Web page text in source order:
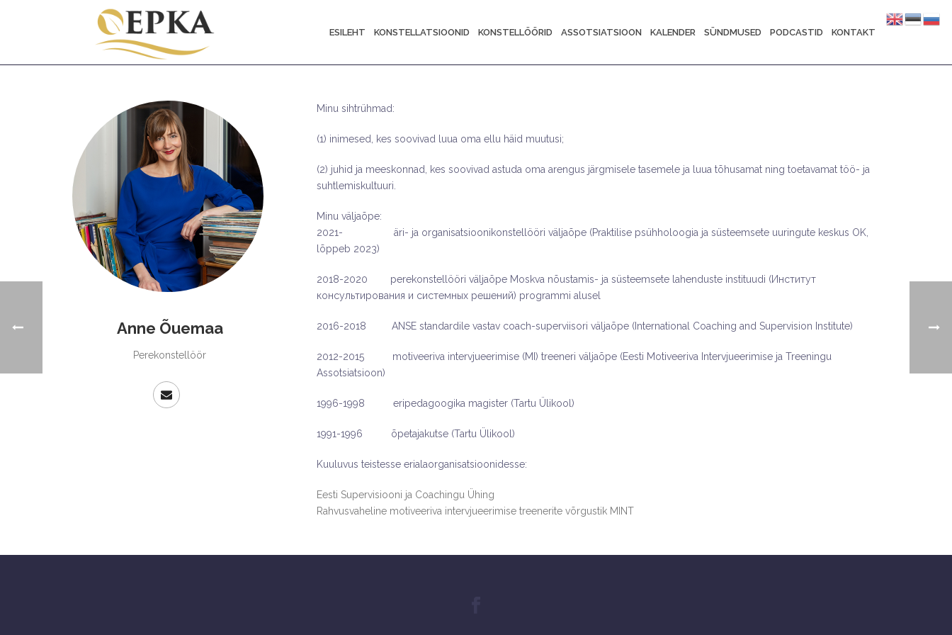
ESILEHT KONSTELLATSIOONID KONSTELLÖÖRID ASSOTSIATSIOON KALENDER SÜNDMUSED PODCASTID KONTAKT
Anne Õuemaa
Perekonstellöör
Minu sihtrühmad:
(1) inimesed, kes soovivad luua oma ellu häid muutusi;
(2) juhid ja meeskonnad, kes soovivad astuda oma arengus järgmisele tasemele ja luua tõhusamat ning toetavamat töö- ja
suhtlemiskultuuri.
Minu väljaõpe:
2021- äri- ja organisatsioonikonstellööri väljaõpe (Praktilise psühholoogia ja süsteemsete uuringute keskus OK,
lõppeb 2023)
2018-2020 perekonstellööri väljaõpe Moskva nõustamis- ja süsteemsete lahenduste instituudi (Институт
консультирования и системных решений) programmi alusel
2016-2018 ANSE standardile vastav coach-superviisori väljaõpe (International Coaching and Supervision Institute)
2012-2015 motiveeriva intervjueerimise (MI) treeneri väljaõpe (Eesti Motiveeriva Intervjueerimise ja Treeningu
Assotsiatsioon)
1996-1998 eripedagoogika magister (Tartu Ülikool)
1991-1996 õpetajakutse (Tartu Ülikool)
Kuuluvus teistesse erialaorganisatsioonidesse:
Eesti Supervisiooni ja Coachingu Ühing
Rahvusvaheline motiveeriva intervjueerimise treenerite võrgustik MINT